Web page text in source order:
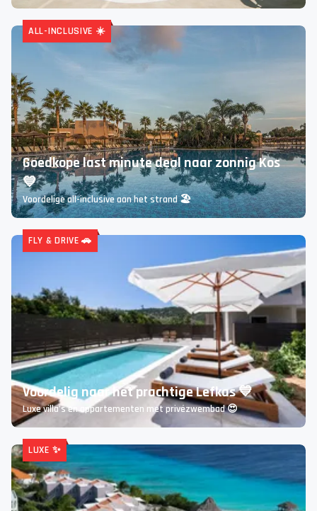
Voordelig naar Zakynthos ☀️
Fijn zwembad omringd door olijfbomen 💚
ALL-INCLUSIVE ☀️
Goedkope last minute deal naar zonnig Kos
💙
Voordelige all-inclusive aan het strand 🏖️
FLY & DRIVE 🚗